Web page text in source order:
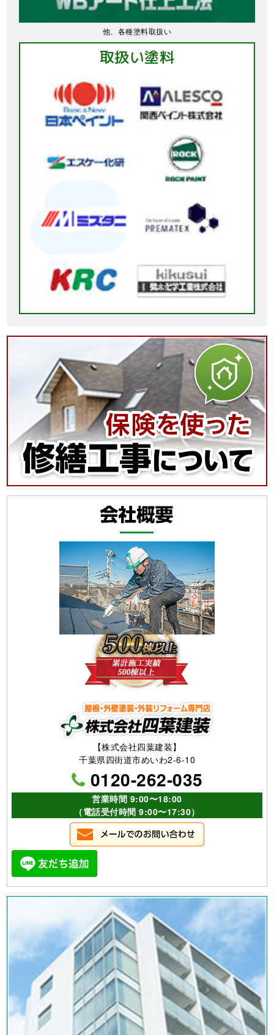
他、各種塗料取扱い
取扱い塗料
【株式会社四葉建装】
千葉県四街道市めいわ2-6-10
0120-262-035
営業時間 9:00〜18:00
（電話受付時間 9:00〜17:30）